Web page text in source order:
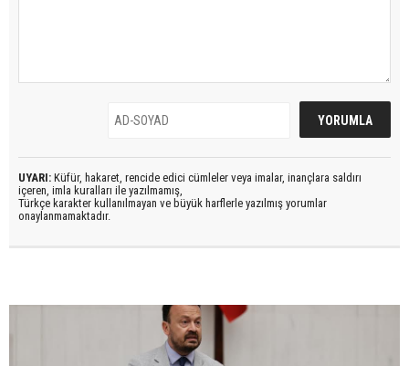
UYARI: Küfür, hakaret, rencide edici cümleler veya imalar, inançlara saldırı
içeren, imla kuralları ile yazılmamış,
Türkçe karakter kullanılmayan ve büyük harflerle yazılmış yorumlar
onaylanmamaktadır.